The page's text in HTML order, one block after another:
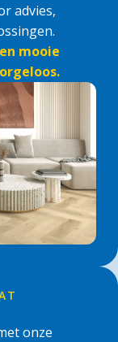
advies,
mooie
onze